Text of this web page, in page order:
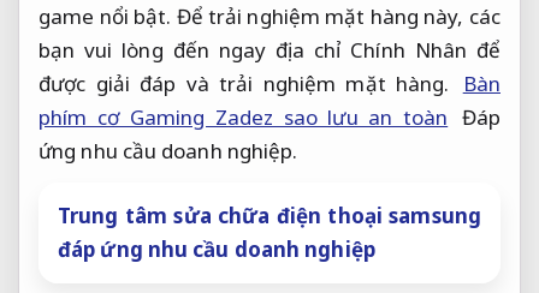
game nổi bật. Để trải nghiệm mặt hàng này, các
bạn vui lòng đến ngay địa chỉ Chính Nhân để
được giải đáp và trải nghiệm mặt hàng.
Bàn
phím cơ Gaming Zadez sao lưu an toàn Đáp
ứng nhu cầu doanh nghiệp.
Trung tâm sửa chữa điện thoại samsung
đáp ứng nhu cầu doanh nghiệp